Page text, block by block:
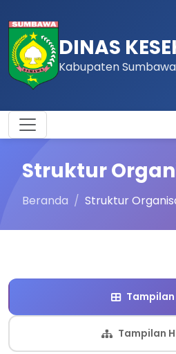
DINAS
Kabupaten Sumbawa
Struktur
Beranda Struktur
Tampilan